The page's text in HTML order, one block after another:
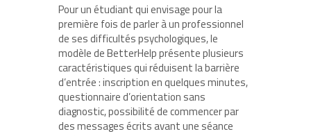
Pour un étudiant qui envisage pour la
première fois de parler à un professionnel
de ses difficultés psychologiques, le
modèle de BetterHelp présente plusieurs
caractéristiques qui réduisent la barrière
d’entrée : inscription en quelques minutes,
questionnaire d’orientation sans
diagnostic, possibilité de commencer par
des messages écrits avant une séance